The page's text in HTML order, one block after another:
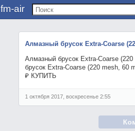
fm-air
Алмазный брусок Extra-Coarse
Алмазный брусок Extra-Coarse
брусок Extra-Coarse (220 mesh, 60
₽ КУПИТЬ
1 октября 2017, воскресенье 2:55